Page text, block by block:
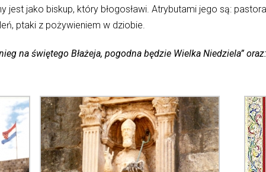
jest jako biskup, który błogosławi. Atrybutami jego są:
ptaki z pożywieniem w dziobie.
na świętego Błażeja, pogodna będzie Wielka Niedziela”